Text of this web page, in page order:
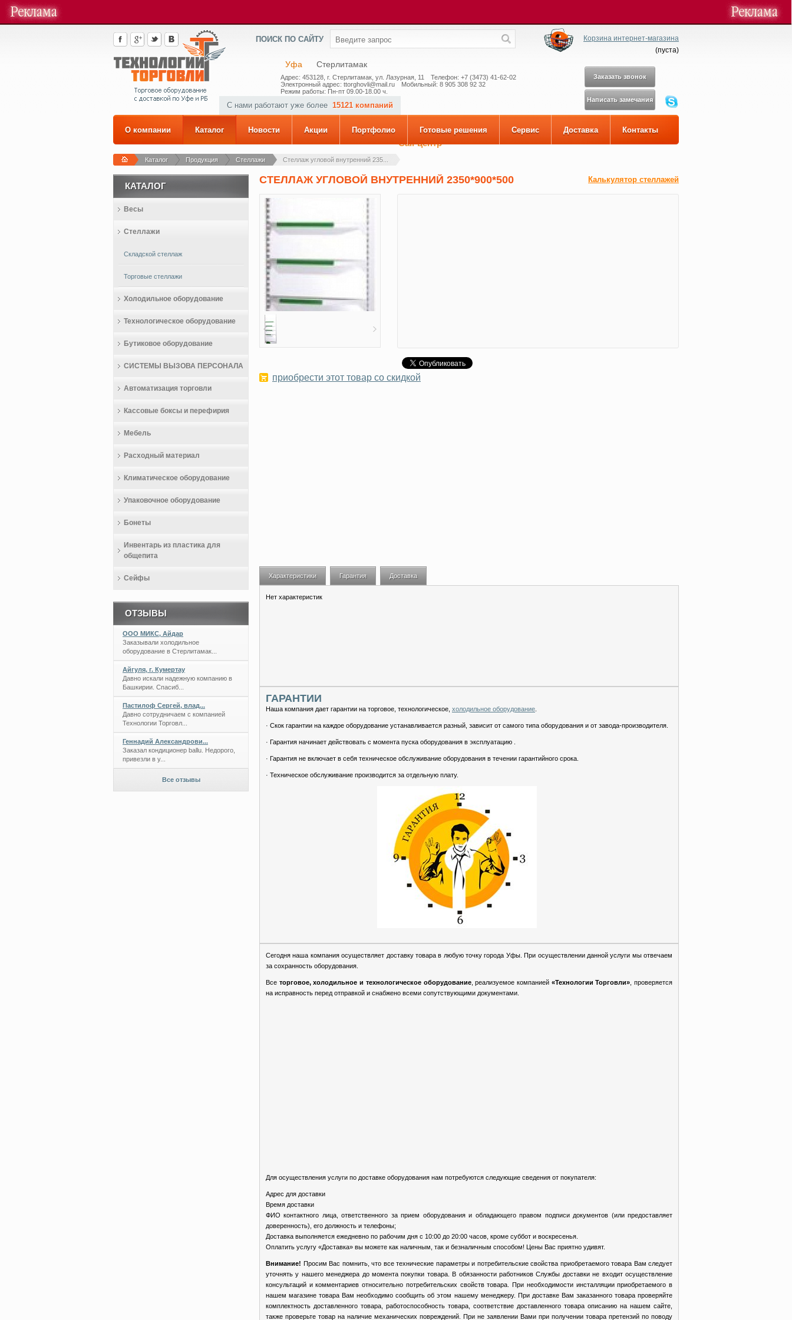
ПОИСК ПО САЙТУ
Корзина интернет-магазина
(пуста)
Уфа Стерлитамак
Адрес: 453128, г. Стерлитамак, ул. Лазурная, 11
Телефон: +7 (3473) 41-62-02
Электронный адрес: ttorghovli@mail.ru
Мобильный: 8 905 308 92 32
Режим работы: Пн-пт 09.00-18.00 ч.
Заказать звонок
Написать замечания
Call-центр
С нами работают уже более 15121 компаний
О компании Каталог Новости Акции Портфолио Готовые решения Сервис Доставка Контакты
Каталог Продукция Стеллажи Стеллаж угловой внутренний 235...
Калькулятор стеллажей
СТЕЛЛАЖ УГЛОВОЙ ВНУТРЕННИЙ 2350*900*500
приобрести этот товар со скидкой
Характеристики Гарантия Доставка
Нет характеристик
ГАРАНТИИ
Наша компания дает гарантии на торговое, технологическое, холодильное оборудование
· Скок гарантии на каждое оборудование устанавливается разный, зависит от самого типа оборудования и от завода-производителя.
· Гарантия начинает действовать с момента пуска оборудования в эксплуатацию .
· Гарантия не включает в себя техническое обслуживание оборудования в течении гарантийного срока.
· Техническое обслуживание производится за отдельную плату.
Сегодня наша компания осуществляет доставку товара в любую точку города Уфы. При осуществлении данной услуги мы отвечаем
за сохранность оборудования.
Все торговое, холодильное и технологическое оборудование, реализуемое компанией «Технологии Торговли» , проверяется
на исправность перед отправкой и снабжено всеми сопутствующими документами.
Для осуществления услуги по доставке оборудования нам потребуются следующие сведения от покупателя:
Адрес для доставки
Время доставки
ФИО контактного лица, ответственного за прием оборудования и обладающего правом подписи документов (или предоставляет
доверенность), его должность и телефоны;
Доставка выполняется ежедневно по рабочим дня с 10:00 до 20:00 часов, кроме суббот и воскресенья.
Оплатить услугу «Доставка» вы можете как наличным, так и безналичным способом! Цены Вас приятно удивят.
Внимание! Просим Вас помнить, что все технические параметры и потребительские свойства приобретаемого товара Вам следует
уточнять у нашего менеджера до момента покупки товара. В обязанности работников Службы доставки не входит осуществление
консультаций и комментариев относительно потребительских свойств товара. При необходимости инсталляции приобретаемого в
нашем магазине товара Вам необходимо сообщить об этом нашему менеджеру. При доставке Вам заказанного товара проверяйте
комплектность доставленного товара, работоспособность товара, соответствие доставленного товара описанию на нашем сайте,
также проверьте товар на наличие механических повреждений. При не заявлении Вами при получении товара претензий по поводу
КАТАЛОГ
Весы
Стеллажи
Складской стеллаж
Торговые стеллажи
Холодильное оборудование
Технологическое оборудование
Бутиковое оборудование
СИСТЕМЫ ВЫЗОВА ПЕРСОНАЛА
Автоматизация торговли
Кассовые боксы и перефирия
Мебель
Расходный материал
Климатическое оборудование
Упаковочное оборудование
Бонеты
Инвентарь из пластика для
общепита
Сейфы
ОТЗЫВЫ
ООО МИКС, Айдар
Заказывали холодильное
оборудование в Стерлитамак...
Айгуля, г. Кумертау
Давно искали надежную компанию в
Башкирии. Спасиб...
Пастилоф Сергей, влад...
Давно сотрудничаем с компанией
Технологии Торговл...
Геннадий Александрови...
Заказал кондиционер ballu. Недорого,
привезли в у...
Все отзывы